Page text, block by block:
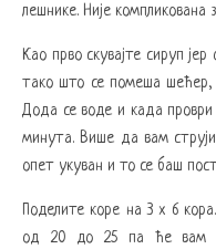
лешнике. Није компликована
Као прво скувајте сируп
тако што се помеша шећер,
Дода се воде и када
минута. Више да вам
опет укуван и то се баш
Поделите коре на 3 x 6
од 20 до 25 па ће вам